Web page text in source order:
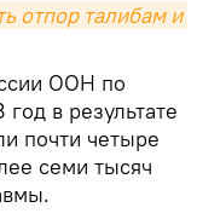
отпор талибам и
ООН по
в результате
почти четыре
семи тысяч